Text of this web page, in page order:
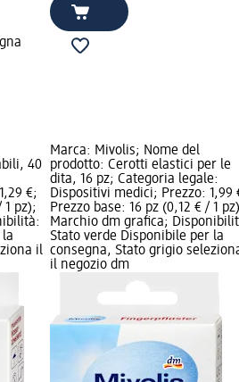
40
€;
1 pz);
la
il
Marca: Mivolis; Nome del
prodotto: Cerotti elastici per le
dita, 16 pz; Categoria legale:
Dispositivi medici; Prezzo: 1,99
Prezzo base: 16 pz (0,12 € / 1
Marchio dm grafica;
Stato verde Disponibile per la
consegna, Stato grigio
il negozio dm